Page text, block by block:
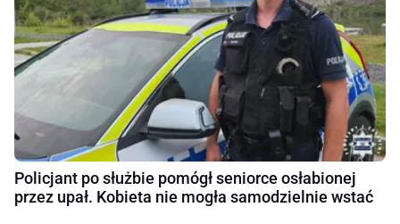
Policjant po służbie pomógł seniorce osłabionej
przez upał. Kobieta nie mogła samodzielnie wstać